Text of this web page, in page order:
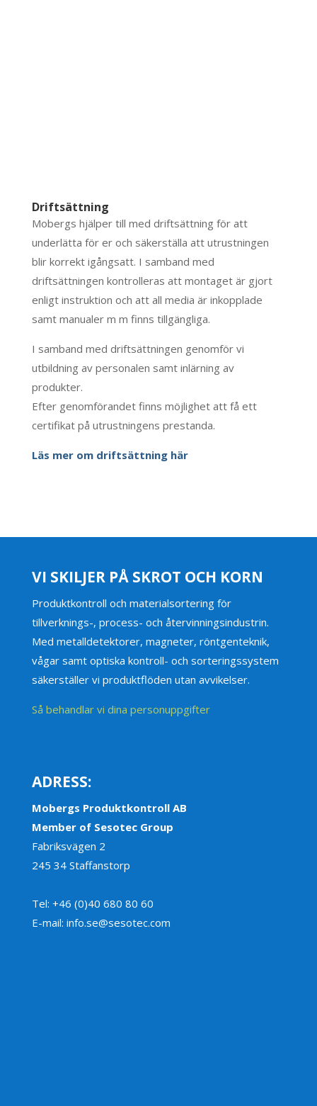
Driftsättning
Mobergs hjälper till med driftsättning för att
underlätta för er och säkerställa att utrustningen
blir korrekt igångsatt. I samband med
driftsättningen kontrolleras att montaget är gjort
enligt instruktion och att all media är inkopplade
samt manualer m m finns tillgängliga.
I samband med driftsättningen genomför vi
utbildning av personalen samt inlärning av
produkter.
Efter genomförandet finns möjlighet att få ett
certifikat på utrustningens prestanda.
Läs mer om driftsättning här
VI SKILJER PÅ SKROT OCH KORN
Produktkontroll och materialsortering för
tillverknings-, process- och återvinningsindustrin.
Med metalldetektorer, magneter, röntgenteknik,
vågar samt optiska kontroll- och sorteringssystem
säkerställer vi produktflöden utan avvikelser.
Så behandlar vi dina personuppgifter
ADRESS:
Mobergs Produktkontroll AB
Member of Sesotec Group
Fabriksvägen 2
245 34 Staffanstorp
Tel: +46 (0)40 680 80 60
E-mail: info.se@sesotec.com